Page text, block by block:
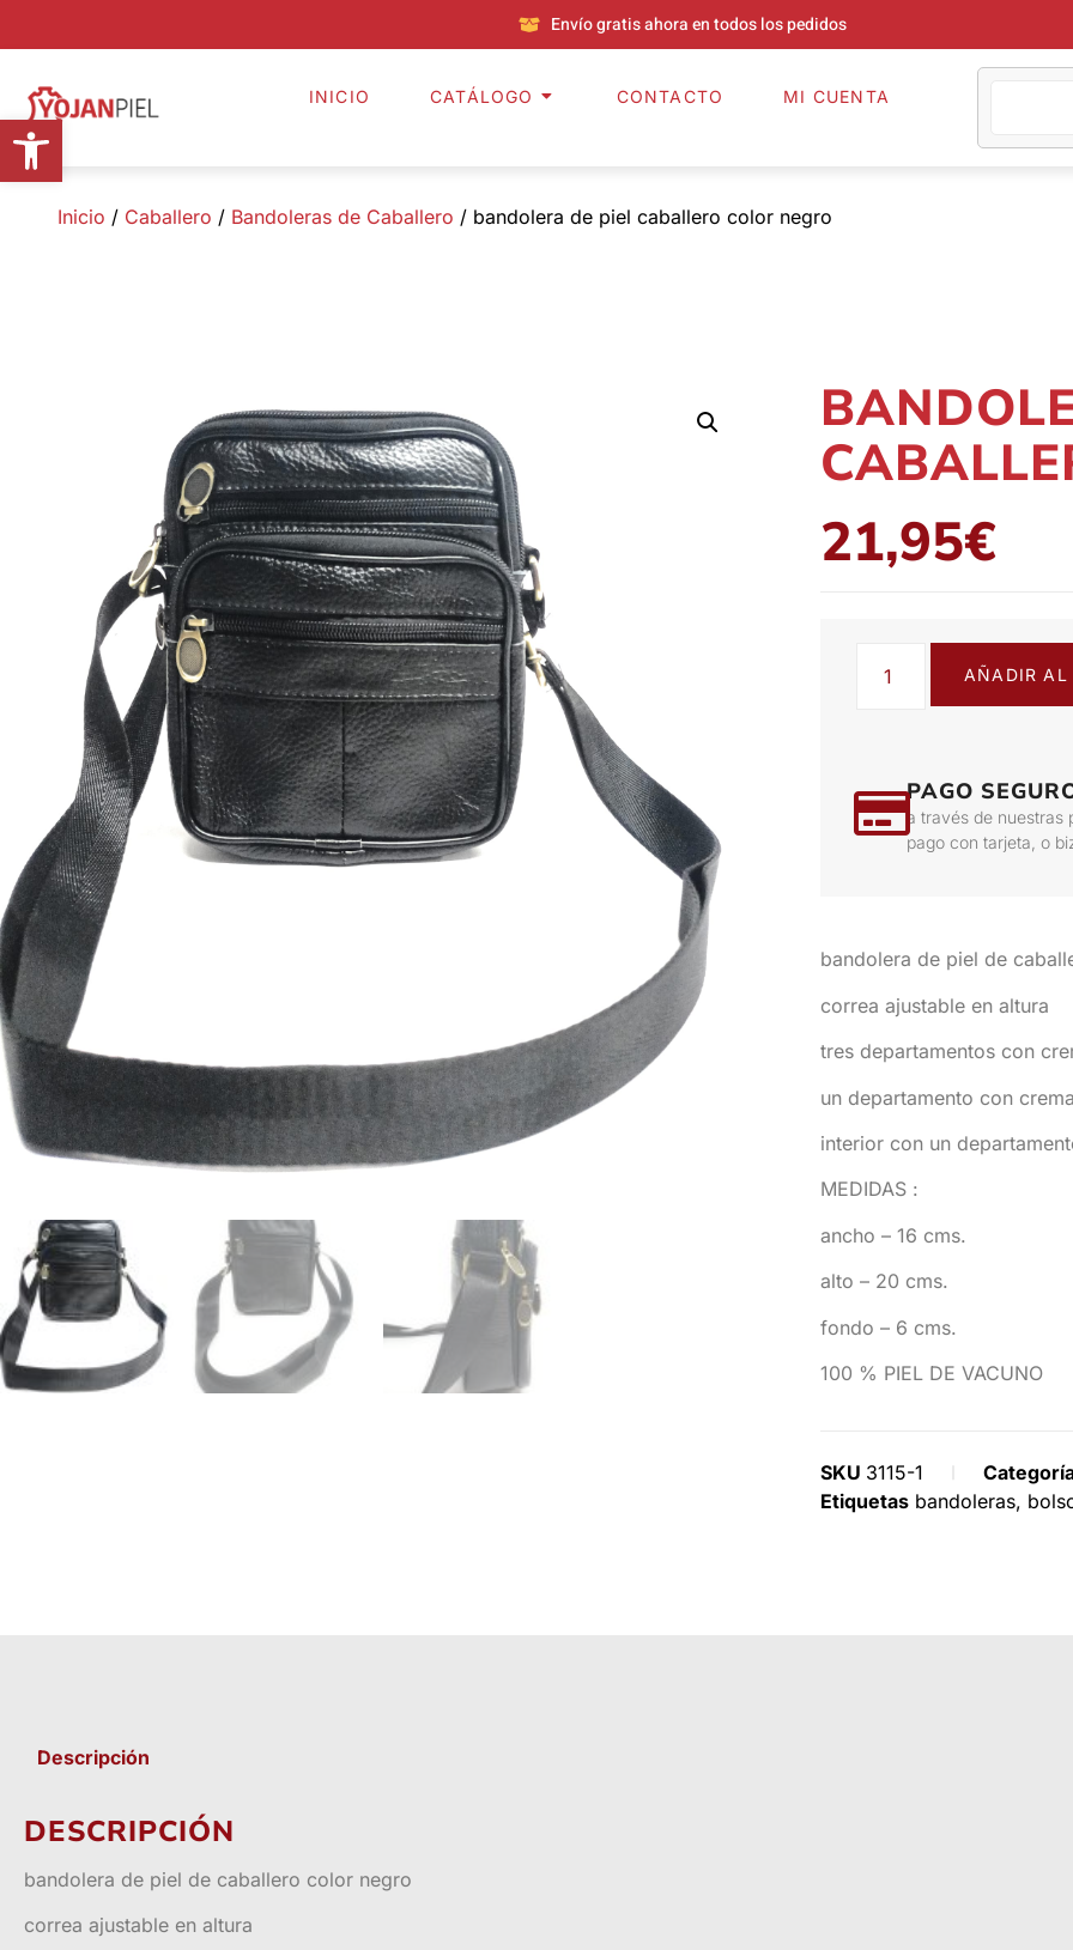
Abrir barra de herramientas
Envío gratis ahora en todos los pedidos
INICIO CATÁLOGO CONTACTO MI CUENTA
Inicio / Caballero / Bandoleras de Caballero / bandolera de piel caballero color negro
21,95€
AÑADIR AL
PAGO
a través de nuestras
pago con tarjeta, o
bandolera de piel de
correa ajustable en altura
tres departamentos con
un departamento con
interior con un
MEDIDAS :
ancho – 16 cms.
alto – 20 cms.
fondo – 6 cms.
100 % PIEL DE VACUNO
SKU 3115-1
Etiquetas bandoleras,
Descripción
DESCRIPCIÓN
bandolera de piel de caballero color negro
correa ajustable en altura